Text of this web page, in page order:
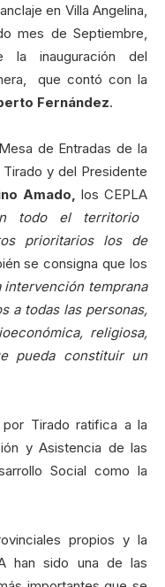
en Villa Angelina,
mes de Septiembre,
la inauguración del
que contó con la
Fernández.
de Entradas de la
y del Presidente
Amado, los CEPLA
todo el territorio
prioritarios los de
se consigna que los
intervención temprana
a todas las personas,
religiosa,
pueda constituir un
Tirado ratifica a la
y Asistencia de las
Social como la
propios y la
han sido una de las